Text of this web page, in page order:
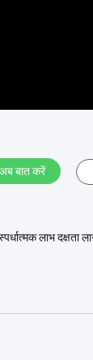
अब बात करें
लाभ दक्षता